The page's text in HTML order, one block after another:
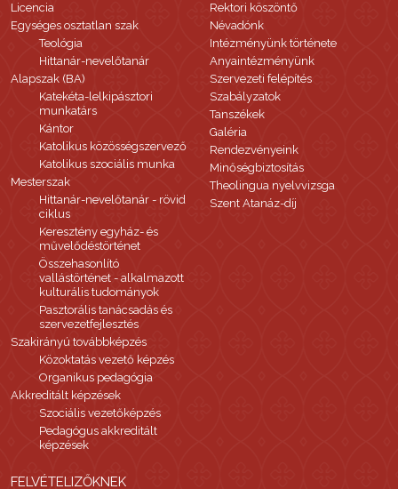
Licencia
Egységes osztatlan szak
Teológia
Hittanár-nevelőtanár
Alapszak (BA)
Katekéta-lelkipásztori
munkatárs
Kántor
Katolikus közösségszervező
Katolikus szociális munka
Mesterszak
Hittanár-nevelőtanár - rövid
ciklus
Keresztény egyház- és
művelődéstörténet
Összehasonlító
vallástörténet - alkalmazott
kulturális tudományok
Pasztorális tanácsadás és
szervezetfejlesztés
Szakirányú továbbképzés
Közoktatás vezető képzés
Organikus pedagógia
Akkreditált képzések
Szociális vezetőképzés
Pedagógus akkreditált
képzések
Rektori köszöntő
Névadónk
Intézményünk története
Anyaintézményünk
Szervezeti felépítés
Szabályzatok
Tanszékek
Galéria
Rendezvényeink
Minőségbiztosítás
Theolingua nyelvvizsga
Szent Atanáz-díj
FELVÉTELIZŐKNEK